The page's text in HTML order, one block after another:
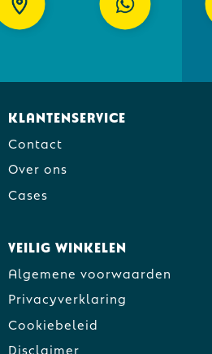
Klantenservice
Contact
Over ons
Cases
Veilig winkelen
Algemene voorwaarden
Privacyverklaring
Cookiebeleid
Disclaimer